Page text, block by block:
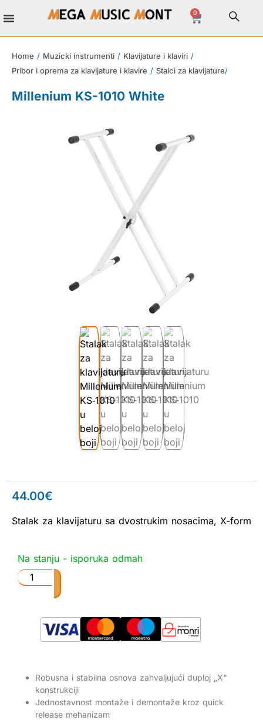
0
Home / Muzicki instrumenti / Klavijature i klaviri /
Pribor i oprema za klavijature i klavire / Stalci za klavijature/
Millenium KS-1010 White
44.00€
Na stanju - isporuka odmah
Stalak za klavijaturu sa dvostrukim nosacima, X-form
Robusna i stabilna osnova zahvaljujući duploj „X“
konstrukciji
Jednostavnost montaže i demontaže kroz quick
release mehanizam